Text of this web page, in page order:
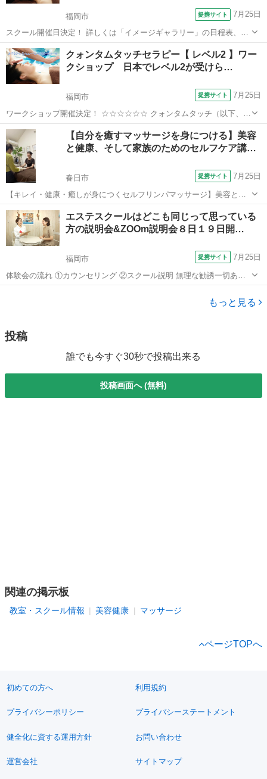
福岡市 提携サイト 7月25日
スクール開催日決定！ 詳しくは「イメージギャラリー」の日程表、ま
たは「講座詳細」欄をご覧ください。 ☆☆☆☆☆☆☆☆☆☆☆ ＜座学
＆実技＞ ●フェイシャルエステ技術 ●フェイシャルリフトアップ技術
●デコルテリンパマッ...
福岡 福岡市 エステ
クォンタムタッチセラピー【 レベル2 】ワー
クショップ 日本でレベル2が受けら…
福岡市 提携サイト 7月25日
ワークショップ開催決定！ ☆☆☆☆☆☆ クォンタムタッチ（以下、Ｑ
Ｔ）は、同調と共鳴の科学的な原理に基づき、特定の呼吸法と簡単な
身体瞑想エクササイズを組み合わせ、自然でありながらも強力なエネ
ルギーヒーリングの「場」を造り...
福岡 その他
【自分を癒すマッサージを身につける】美容
と健康、そして家族のためのセルフケア講…
春日市 提携サイト 7月25日
【キレイ・健康・癒しが身につくセルフリンパマッサージ】美容と健
康のためのセルフケア、毎回エステ、整体に行くのも大変！そんなあ
なたに自宅で簡単！3分で結果をだせるリンパマッサージを習得できま
す。 忙しいOLさんや主婦の方でも...
福岡 春日市 マッサージ
エステスクールはどこも同じって思っている
方の説明会&ZOOm説明会８日１９日開…
福岡市 提携サイト 7月25日
体験会の流れ ①カウンセリング ②スクール説明 無理な勧誘一切あり
ません ご希望頂いた方にはメールで資料を今すぐお送り致します。
もっと見る
投稿
誰でも今すぐ30秒で投稿出来る
投稿画面へ (無料)
関連の掲示板
教室・スクール情報 美容健康 マッサージ
ページTOPへ
初めての方へ 利用規約
プライバシーポリシー プライバシーステートメント
健全化に資する運用方針 お問い合わせ
運営会社 サイトマップ